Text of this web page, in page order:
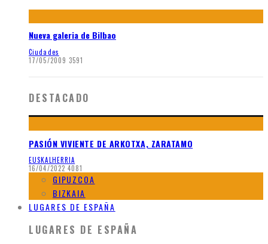
Nueva galeria de Bilbao
Ciudades
17/05/2009 3591
DESTACADO
PASIÓN VIVIENTE DE ARKOTXA, ZARATAMO
EUSKALHERRIA
16/04/2022 4081
GIPUZCOA
BIZKAIA
LUGARES DE ESPAÑA
LUGARES DE ESPAÑA